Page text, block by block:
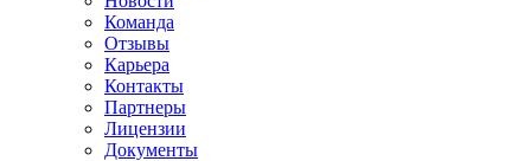
Команда
Отзывы
Карьера
Контакты
Партнеры
Лицензии
Документы